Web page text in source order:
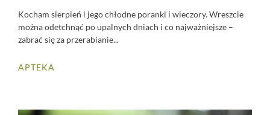
Kocham sierpień i jego chłodne poranki i wieczory. Wreszcie
można odetchnąć po upalnych dniach i co najważniejsze –
zabrać się za przerabianie...
APTEKA